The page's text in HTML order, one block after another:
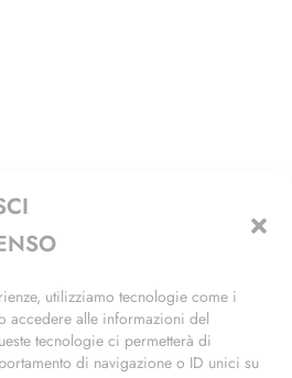
utilizziamo tecnologie come i
accedere alle informazioni del
tecnologie ci permetterà di
di navigazione o ID unici su
Sul Naviglio (MI)